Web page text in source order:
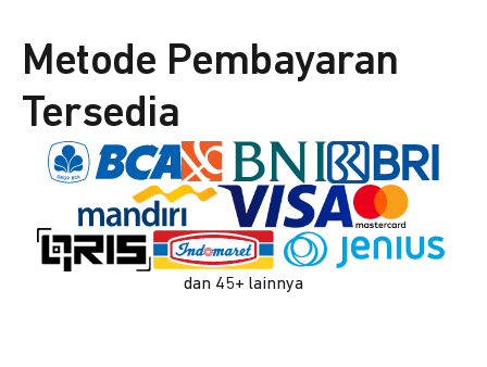
Metode Pembayaran
Tersedia
dan 45+ lainnya